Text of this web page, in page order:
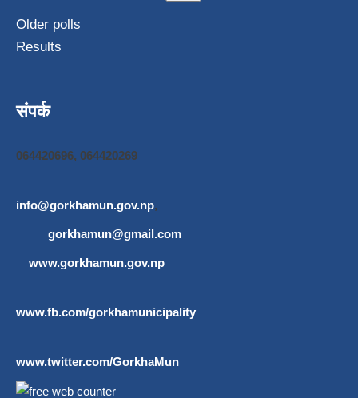
Older polls
Results
संपर्क
064420696, 064420269
info@gorkhamun.gov.np,
gorkhamun@gmail.com
www.gorkhamun.gov.np
www.fb.com/gorkhamunicipality
www.twitter.com/GorkhaMun